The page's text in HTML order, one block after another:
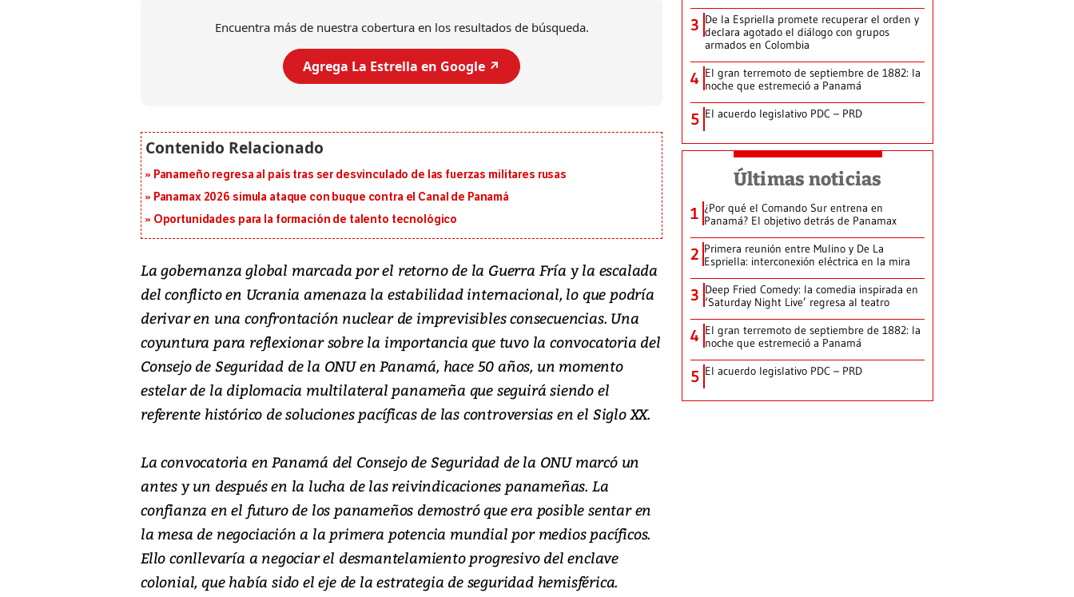
Encuentra más de nuestra cobertura en los resultados de búsqueda.
Agrega La Estrella en Google ↗️
Panameño regresa al país tras ser desvinculado de las fuerzas militares rusas
Panamax 2026 simula ataque con buque contra el Canal de Panamá
Oportunidades para la formación de talento tecnológico
La gobernanza global marcada por el retorno de la Guerra Fría y la escalada
del conflicto en Ucrania amenaza la estabilidad internacional, lo que podría
derivar en una confrontación nuclear de imprevisibles consecuencias. Una
coyuntura para reflexionar sobre la importancia que tuvo la convocatoria del
Consejo de Seguridad de la ONU en Panamá, hace 50 años, un momento
estelar de la diplomacia multilateral panameña que seguirá siendo el
referente histórico de soluciones pacíficas de las controversias en el Siglo XX.
La convocatoria en Panamá del Consejo de Seguridad de la ONU marcó un
antes y un después en la lucha de las reivindicaciones panameñas. La
confianza en el futuro de los panameños demostró que era posible sentar en
la mesa de negociación a la primera potencia mundial por medios pacíficos.
Ello conllevaría a negociar el desmantelamiento progresivo del enclave
colonial, que había sido el eje de la estrategia de seguridad hemisférica.
3 De la Espriella promete recuperar el orden y
declara agotado el diálogo con grupos
armados en Colombia
4 El gran terremoto de septiembre de 1882: la
noche que estremeció a Panamá
5 El acuerdo legislativo PDC – PRD
Últimas noticias
1 ¿Por qué el Comando Sur entrena en
Panamá? El objetivo detrás de Panamax
2 Primera reunión entre Mulino y De La
Espriella: interconexión eléctrica en la mira
3 Deep Fried Comedy: la comedia inspirada en
‘Saturday Night Live’ regresa al teatro
4 El gran terremoto de septiembre de 1882: la
noche que estremeció a Panamá
5 El acuerdo legislativo PDC – PRD